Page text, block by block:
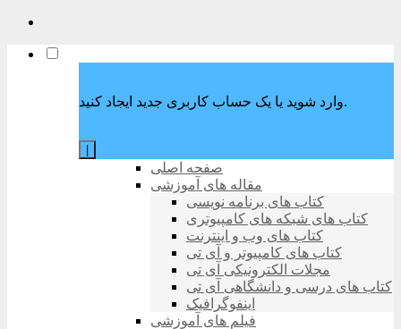
وارد شوید یا یک حساب کاربری جدید ایجاد کنید.
صفحه اصلی
مقاله های آموزشی
کتاب های برنامه نویسی
کتاب های شبکه های کامپیوتری
کتاب های وب و اینترنت
کتاب های کامپیوتر و آی تی
مجلات الکترونیکی آی تی
کتاب های درسی و دانشگاهی آی تی
اینفوگرافیک
فیلم های آموزشی